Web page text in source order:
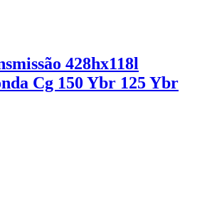
428hx118l
Cg 150 Ybr 125 Ybr